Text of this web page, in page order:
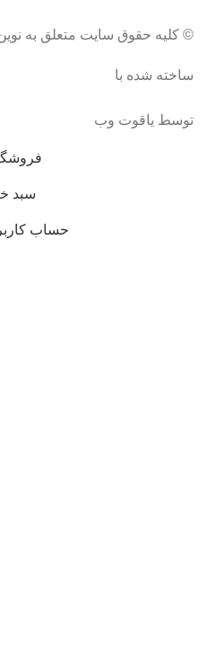
© کلیه حقوق سایت متعلق به
ساخته شده با
توسط یاقوت وب
سبد
حساب